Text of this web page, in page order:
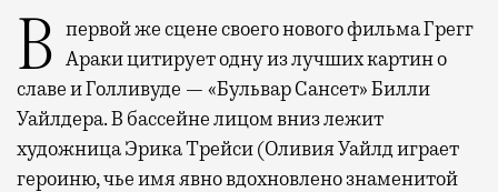
В первой же сцене своего нового фильма Грегг Араки цитирует одну из лучших картин о
славе и Голливуде — «Бульвар Сансет» Билли
Уайлдера. В бассейне лицом вниз лежит
художница Эрика Трейси (Оливия Уайлд играет
героиню, чье имя явно вдохновлено знаменитой